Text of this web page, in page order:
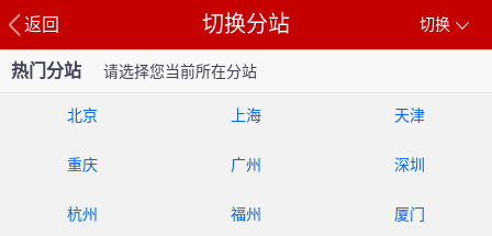
返回 切换
切换分站
热门分站 请选择您当前所在分站
北京 上海 天津
重庆 广州 深圳
杭州 福州 厦门